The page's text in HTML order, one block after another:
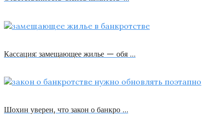
Кассация: замещающее жилье — обя …
Шохин уверен, что закон о банкро …